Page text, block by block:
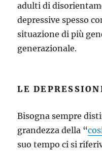
adulti di
depressive spesso
situazione di più
generazionale.
LE
Bisogna sempre
grandezza della “
suo tempo ci si